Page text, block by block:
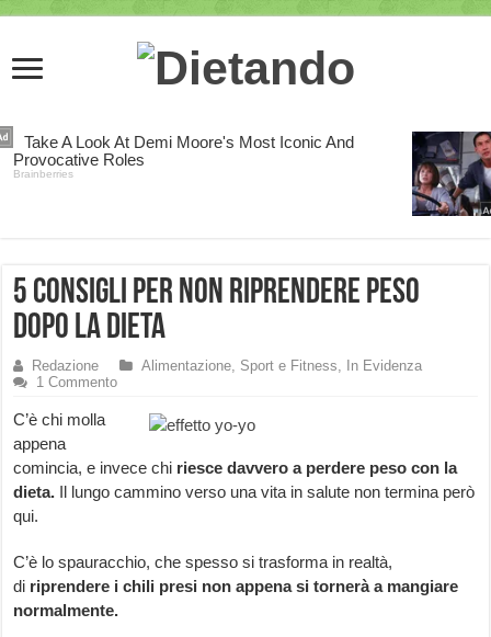
5 consigli per non riprendere peso
dopo la dieta
Redazione Alimentazione, Sport e Fitness,
In Evidenza
1 Commento
C’è chi molla
appena
comincia, e invece chi riesce davvero a perdere peso con la
dieta. Il lungo cammino verso una vita in salute non termina però
qui.
C’è lo spauracchio, che spesso si trasforma in realtà,
di riprendere i chili presi non appena si tornerà a mangiare
normalmente.